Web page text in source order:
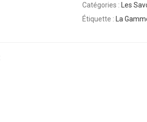
Catégories :
Les
Étiquette :
La